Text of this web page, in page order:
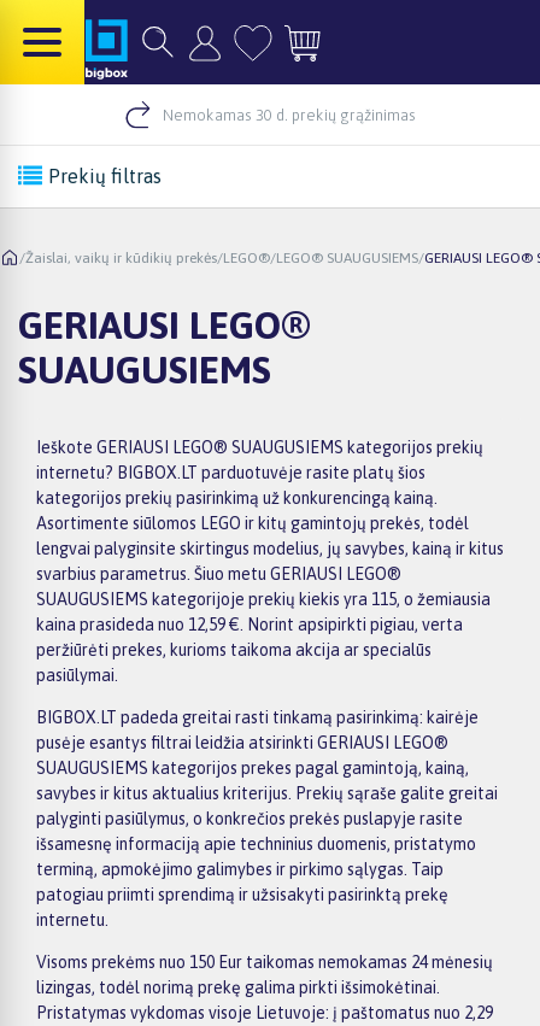
Nemokamas 30 d. prekių grąžinimas
Prekių filtras
/Žaislai, vaikų ir kūdikių prekės/LEGO®/LEGO® SUAUGUSIEMS/GERIAUSI LEGO®
GERIAUSI LEGO®
SUAUGUSIEMS
Ieškote GERIAUSI LEGO® SUAUGUSIEMS kategorijos prekių
internetu? BIGBOX.LT parduotuvėje rasite platų šios
kategorijos prekių pasirinkimą už konkurencingą kainą.
Asortimente siūlomos LEGO ir kitų gamintojų prekės, todėl
lengvai palyginsite skirtingus modelius, jų savybes, kainą ir kitus
svarbius parametrus. Šiuo metu GERIAUSI LEGO®
SUAUGUSIEMS kategorijoje prekių kiekis yra 115, o žemiausia
kaina prasideda nuo 12,59 €. Norint apsipirkti pigiau, verta
peržiūrėti prekes, kurioms taikoma akcija ar specialūs
pasiūlymai.
BIGBOX.LT padeda greitai rasti tinkamą pasirinkimą: kairėje
pusėje esantys filtrai leidžia atsirinkti GERIAUSI LEGO®
SUAUGUSIEMS kategorijos prekes pagal gamintoją, kainą,
savybes ir kitus aktualius kriterijus. Prekių sąraše galite greitai
palyginti pasiūlymus, o konkrečios prekės puslapyje rasite
išsamesnę informaciją apie techninius duomenis, pristatymo
terminą, apmokėjimo galimybes ir pirkimo sąlygas. Taip
patogiau priimti sprendimą ir užsisakyti pasirinktą prekę
internetu.
Visoms prekėms nuo 150 Eur taikomas nemokamas 24 mėnesių
lizingas, todėl norimą prekę galima pirkti išsimokėtinai.
Pristatymas vykdomas visoje Lietuvoje: į paštomatus nuo 2,29